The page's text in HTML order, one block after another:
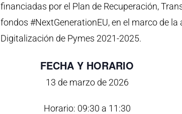
financiadas por el Plan de Recuperación,
fondos #NextGenerationEU, en el marco de
Digitalización de Pymes 2021-2025.
FECHA Y HORARIO
13 de marzo de 2026
Horario: 09:30 a 11:30